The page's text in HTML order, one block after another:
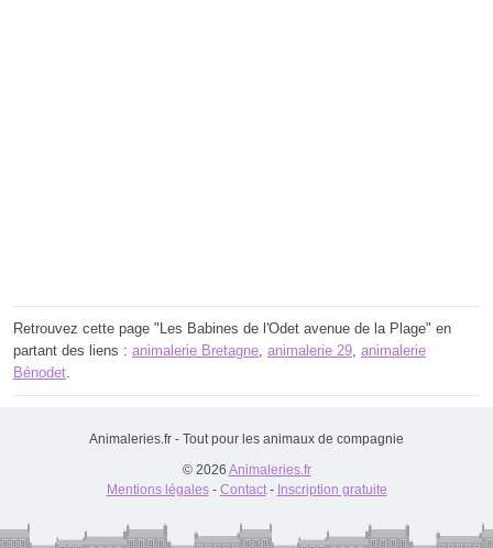
Retrouvez cette page "Les Babines de l'Odet avenue de la Plage" en
partant des liens : animalerie Bretagne animalerie 29 animalerie
Bénodet
Animaleries.fr - Tout pour les animaux de compagnie
© 2026 Animaleries.fr
Mentions légales- Contact- Inscription gratuite